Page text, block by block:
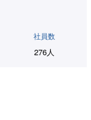
社員数
276人